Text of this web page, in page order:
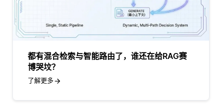
都有混合检索与智能路由了，谁还在给RAG赛
博哭坟？
了解更多